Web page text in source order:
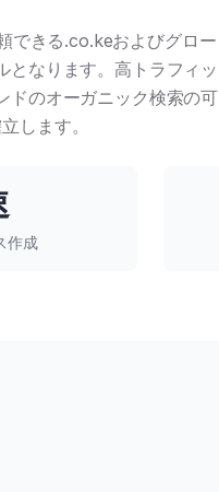
できる.co.keおよびグロー
となります。高トラフィッ
ドのオーガニック検索の可
します。
作成